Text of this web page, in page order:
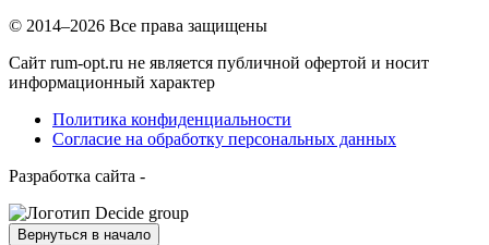
© 2014–2026 Все права защищены
Сайт rum-opt.ru не является публичной офертой и носит
информационный характер
Политика конфиденциальности
Согласие на обработку персональных данных
Разработка сайта -
Вернуться в начало